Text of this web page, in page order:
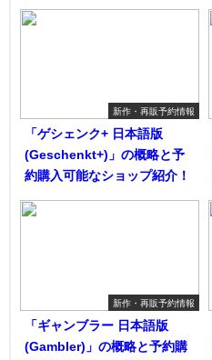
新作・再販予約情報
「ゲシェンク+ 日本語版
(Geschenkt+)」の概略と予
約購入可能なショップ紹介！
新作・再販予約情報
「ギャンブラー 日本語版
(Gambler)」の概略と予約購